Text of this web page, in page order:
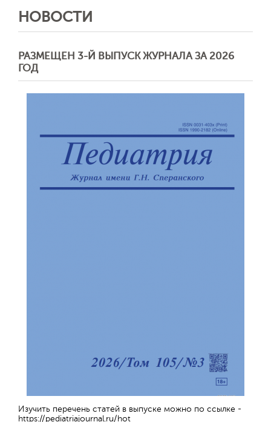
НОВОСТИ
РАЗМЕЩЕН 3-Й ВЫПУСК ЖУРНАЛА ЗА 2026
ГОД
Изучить перечень статей в выпуске можно по ссылке -
https://pediatriajournal.ru/hot